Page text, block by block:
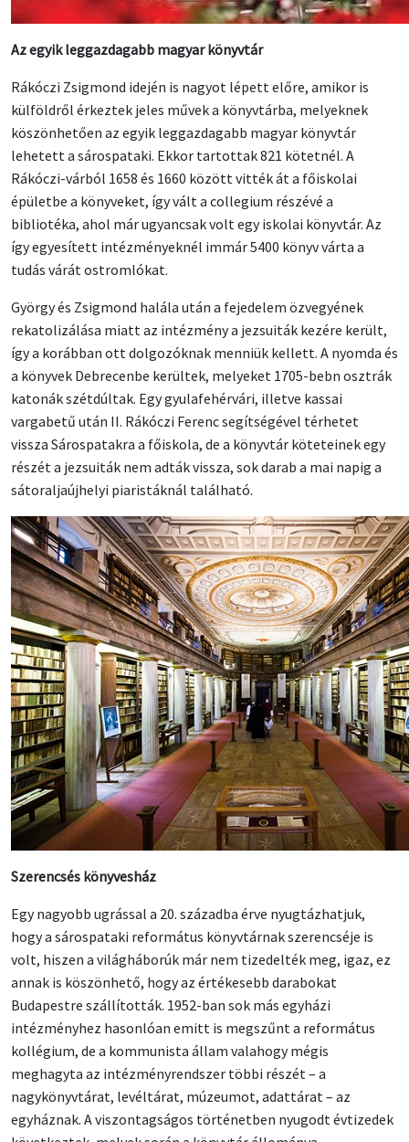
Az egyik leggazdagabb magyar könyvtár
Rákóczi Zsigmond idején is nagyot lépett előre, amikor is
külföldről érkeztek jeles művek a könyvtárba, melyeknek
köszönhetően az egyik leggazdagabb magyar könyvtár
lehetett a sárospataki. Ekkor tartottak 821 kötetnél. A
Rákóczi-várból 1658 és 1660 között vitték át a főiskolai
épületbe a könyveket, így vált a collegium részévé a
bibliotéka, ahol már ugyancsak volt egy iskolai könyvtár. Az
így egyesített intézményeknél immár 5400 könyv várta a
tudás várát ostromlókat.
György és Zsigmond halála után a fejedelem özvegyének
rekatolizálása miatt az intézmény a jezsuiták kezére került,
így a korábban ott dolgozóknak menniük kellett. A nyomda és
a könyvek Debrecenbe kerültek, melyeket 1705-bebn osztrák
katonák szétdúltak. Egy gyulafehérvári, illetve kassai
vargabetű után II. Rákóczi Ferenc segítségével térhetet
vissza Sárospatakra a főiskola, de a könyvtár köteteinek egy
részét a jezsuiták nem adták vissza, sok darab a mai napig a
sátoraljaújhelyi piaristáknál található.
Szerencsés könyvesház
Egy nagyobb ugrással a 20. századba érve nyugtázhatjuk,
hogy a sárospataki református könyvtárnak szerencséje is
volt, hiszen a világháborúk már nem tizedelték meg, igaz, ez
annak is köszönhető, hogy az értékesebb darabokat
Budapestre szállították. 1952-ban sok más egyházi
intézményhez hasonlóan emitt is megszűnt a református
kollégium, de a kommunista állam valahogy mégis
meghagyta az intézményrendszer többi részét – a
nagykönyvtárat, levéltárat, múzeumot, adattárat – az
egyháznak. A viszontagságos történetben nyugodt évtizedek